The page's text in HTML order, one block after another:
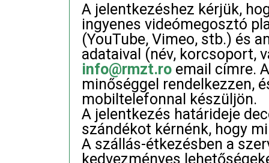
A jelentkezéshez kérjük,
ingyenes videómegosztó
(YouTube, Vimeo, stb.) és
adataival (név, korcsoport,
info@rmzt.ro email címre.
minőséggel rendelkezzen,
mobiltelefonnal készüljön.
A jelentkezés határideje
szándékot kérnénk, hogy
A szállás-étkezésben a
kedvezményes